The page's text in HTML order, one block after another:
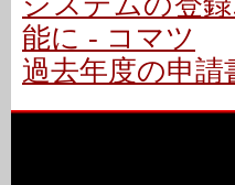
能に - コマツ
過去年度の申